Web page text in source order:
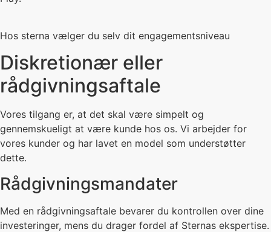
Hos sterna vælger du selv dit engagementsniveau
Diskretionær eller
rådgivningsaftale
Vores tilgang er, at det skal være simpelt og
gennemskueligt at være kunde hos os. Vi arbejder for
vores kunder og har lavet en model som understøtter
dette.
Rådgivningsmandater
Med en rådgivningsaftale bevarer du kontrollen over dine
investeringer, mens du drager fordel af Sternas ekspertise.
Tilmeld dig vores nyhedsbrev og få analyser,
navn
marketing accept
Ja jeg vil gerne via mail modtage nyheder og anden information med
markedsføringsrelateret indhold fra Sterna Capital Partners vedrørende
rådgivnings-/tjenesteydelser.